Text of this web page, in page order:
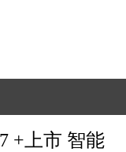
+上市 智能